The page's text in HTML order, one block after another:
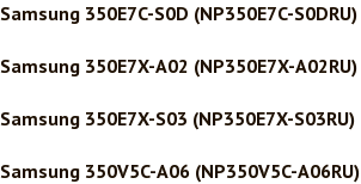
Samsung 350E7C-S0D (NP350E7C-S0DRU)
Samsung 350E7X-A02 (NP350E7X-A02RU)
Samsung 350E7X-S03 (NP350E7X-S03RU)
Samsung 350V5C-A06 (NP350V5C-A06RU)